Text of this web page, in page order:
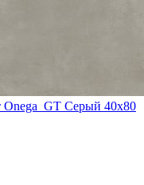
Onega_GT Серый 40x80